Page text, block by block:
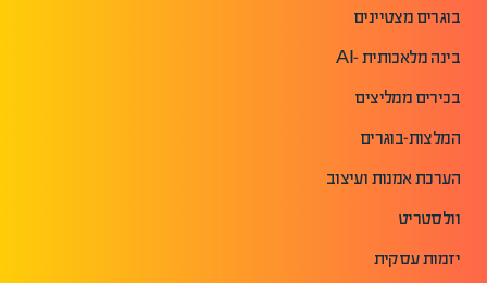
בוגרים מצטיינים
בינה מלאכותית -AI
בכירים ממליצים
המלצות-בוגרים
הערכת אמנות ועיצוב
וולסטריט
יזמות עסקית